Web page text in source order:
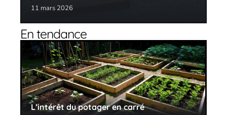
11 mars 2026
En tendance
L’intérêt du potager en carré